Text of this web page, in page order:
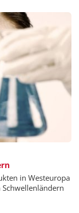
in Westeuropa